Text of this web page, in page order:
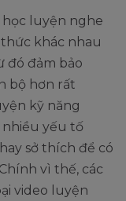
học luyện nghe
khác nhau
đó đảm bảo
bộ hơn rất
kỹ năng
yếu tố
sở thích để có
vì thế, các
video luyện